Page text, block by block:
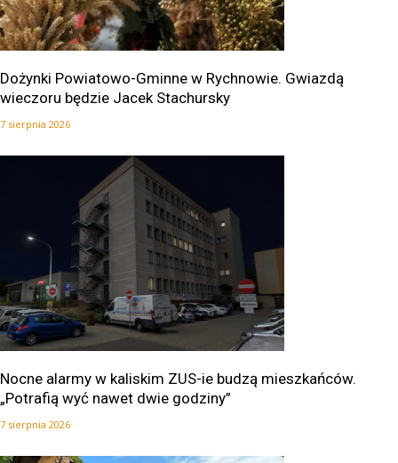
Dożynki Powiatowo-Gminne w Rychnowie. Gwiazdą
wieczoru będzie Jacek Stachursky
7 sierpnia 2026
Nocne alarmy w kaliskim ZUS-ie budzą mieszkańców.
„Potrafią wyć nawet dwie godziny”
7 sierpnia 2026